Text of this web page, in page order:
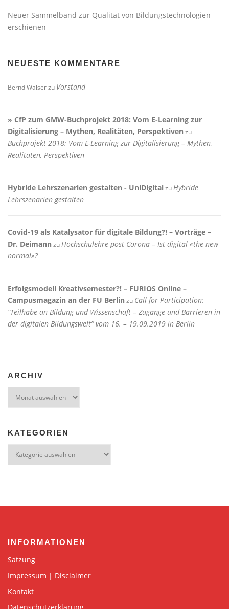
Neuer Sammelband zur Qualität von Bildungstechnologien
erschienen
NEUESTE KOMMENTARE
Bernd Walserzu Vorstand
» CfP zum GMW-Buchprojekt 2018: Vom E-Learning zur
Digitalisierung – Mythen, Realitäten, Perspektiven zu
Buchprojekt 2018: Vom E-Learning zur Digitalisierung – Mythen,
Realitäten, Perspektiven
Hybride Lehrszenarien gestalten - UniDigitalzuHybride
Lehrszenarien gestalten
Covid-19 als Katalysator für digitale Bildung?! – Vorträge –
Dr. Deimann zuHochschulehre post Corona – Ist digital «the new
normal»?
Erfolgsmodell Kreativsemester?! – FURIOS Online –
Campusmagazin an der FU Berlin zu Call for Participation:
“Teilhabe an Bildung und Wissenschaft – Zugänge und Barrieren in
der digitalen Bildungswelt” vom 16. – 19.09.2019 in Berlin
ARCHIV
KATEGORIEN
INFORMATIONEN
Satzung
Impressum | Disclaimer
Kontakt
Datenschutzerklärung